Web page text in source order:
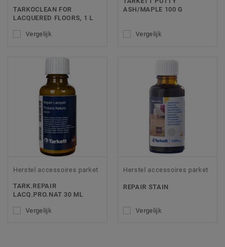
TARKOCLEAN FOR
LACQUERED FLOORS, 1 L
Vergelijk
ASH/MAPLE 100 G
Vergelijk
Herstel accessoires parket
TARK.REPAIR
LACQ.PRO.NAT 30 ML
Vergelijk
Herstel accessoires parket
REPAIR STAIN
Vergelijk